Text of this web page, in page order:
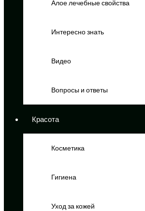
Алое лечебные свойства
Интересно знать
Видео
Вопросы и ответы
Красота
Косметика
Гигиена
Уход за кожей